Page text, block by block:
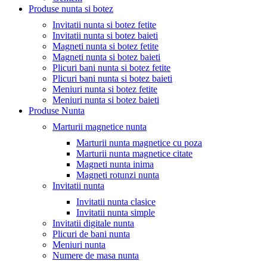
Produse nunta si botez
Invitatii nunta si botez fetite
Invitatii nunta si botez baieti
Magneti nunta si botez fetite
Magneti nunta si botez baieti
Plicuri bani nunta si botez fetite
Plicuri bani nunta si botez baieti
Meniuri nunta si botez fetite
Meniuri nunta si botez baieti
Produse Nunta
Marturii magnetice nunta
Marturii nunta magnetice cu poza
Marturii nunta magnetice citate
Magneti nunta inima
Magneti rotunzi nunta
Invitatii nunta
Invitatii nunta clasice
Invitatii nunta simple
Invitatii digitale nunta
Plicuri de bani nunta
Meniuri nunta
Numere de masa nunta